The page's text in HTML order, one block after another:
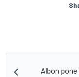
Albon